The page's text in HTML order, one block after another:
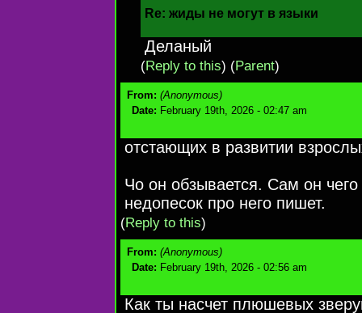
Re: жиды не могут в языки
Деланый
(Reply to this) (Parent)
From: (Anonymous)
Date: February 19th, 2026 - 02:47 am
отстающих в развитии
Чо он обзывается. Сам он
недопесок про него пишет.
(Reply to this)
From: (Anonymous)
Date: February 19th, 2026 - 02:56 am
Как ты насчет плюшевых